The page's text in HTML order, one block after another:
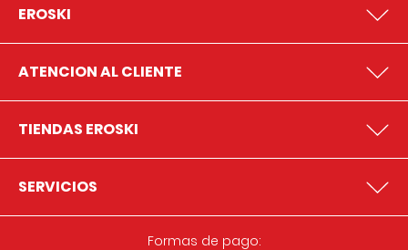
EROSKI
ATENCION AL CLIENTE
TIENDAS EROSKI
SERVICIOS
Formas de pago: